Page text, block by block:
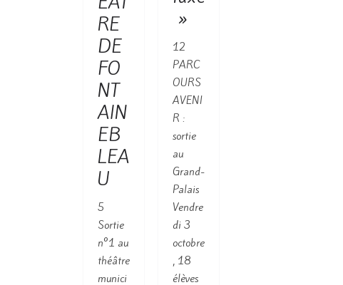
RE
DE
FO
NT
AIN
EB
LEA
U
5
Sortie
n°1 au
théâtre
munici
»
12
PARC
OURS
AVENI
R :
sortie
au
Grand-
Palais
Vendre
di 3
octobre
, 18
élèves